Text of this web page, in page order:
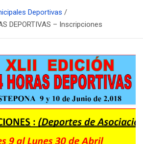
Deportivas
DEPORTIVAS – Inscripciones